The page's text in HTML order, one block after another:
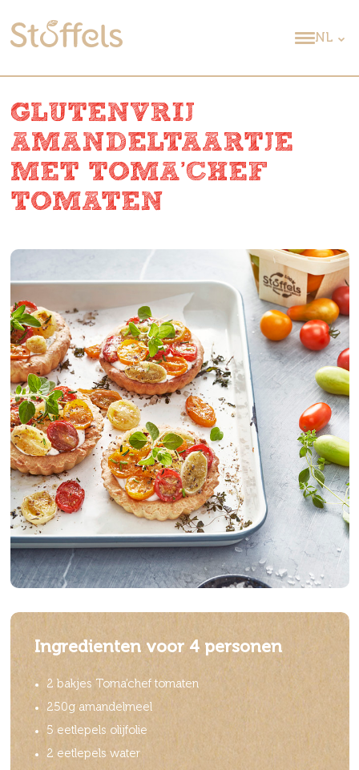
NL
GLUTENVRIJ
AMANDELTAARTJE
MET TOMA’CHEF
TOMATEN
Ingredienten voor 4 personen
2 bakjes Toma’chef tomaten
250g amandelmeel
5 eetlepels olijfolie
2 eetlepels water